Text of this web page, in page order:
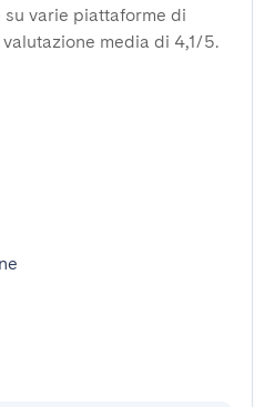
varie piattaforme di
media di 4,1/5.